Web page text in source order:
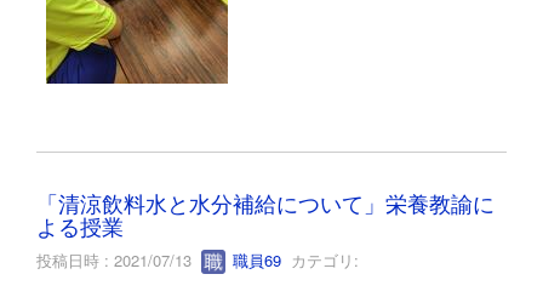
「清涼飲料水と水分補給について」栄養教諭に
よる授業
投稿日時 : 2021/07/13 職員69 カテゴリ: